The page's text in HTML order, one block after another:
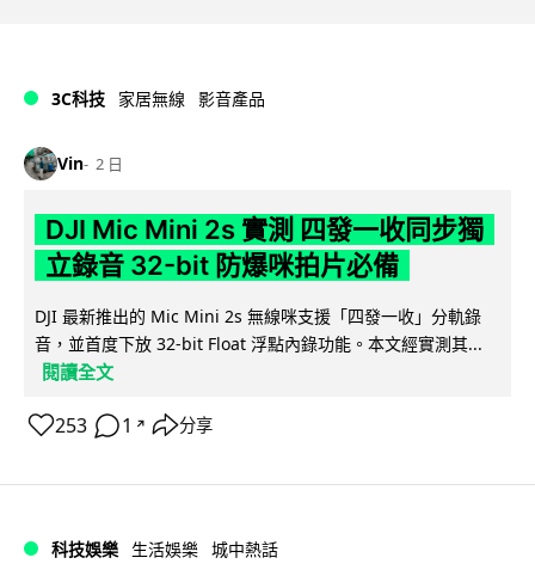
3C科技 家居無線 影音產品
Vin 2 日
DJI Mic Mini 2s 實測 四發一收同步獨
立錄音 32-bit 防爆咪拍片必備
DJI 最新推出的 Mic Mini 2s 無線咪支援「四發一收」分軌錄
音，並首度下放 32-bit Float 浮點內錄功能。本文經實測其...
閱讀全文
253 1 ↗ 分享
科技娛樂 生活娛樂 城中熱話